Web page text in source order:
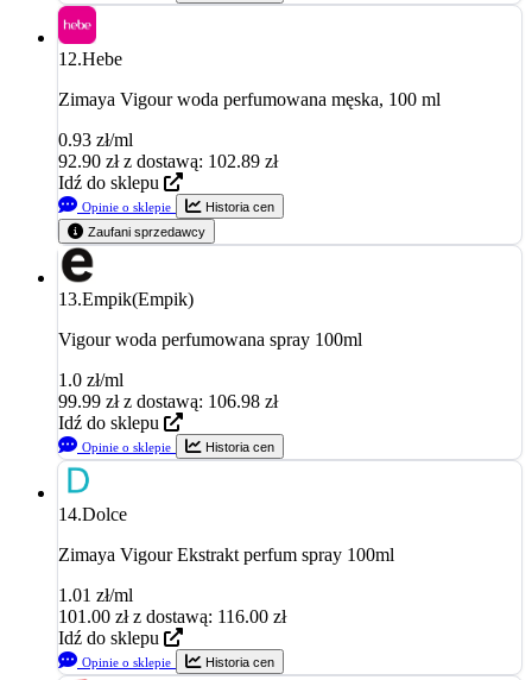
12.Hebe
Zimaya Vigour woda perfumowana męska, 100 ml
0.93 zł/ml
92.90 zł z dostawą: 102.89 zł
Idź do sklepu
Opinie o sklepie
Historia cen
Zaufani sprzedawcy
13.Empik(Empik)
Vigour woda perfumowana spray 100ml
1.0 zł/ml
99.99 zł z dostawą: 106.98 zł
Idź do sklepu
Opinie o sklepie Historia cen
14.Dolce
Zimaya Vigour Ekstrakt perfum spray 100ml
1.01 zł/ml
101.00 zł z dostawą: 116.00 zł
Idź do sklepu
Opinie o sklepie Historia cen